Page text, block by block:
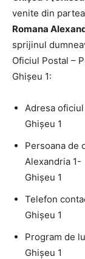
venite din
Romana
sprijinul
Oficiul Postal –
Ghişeu 1:
Adresa
Ghişeu 1
Persoana de
Alexandria 1-
Ghişeu 1
Telefon
Ghişeu 1
Program de
Ghişeu 1